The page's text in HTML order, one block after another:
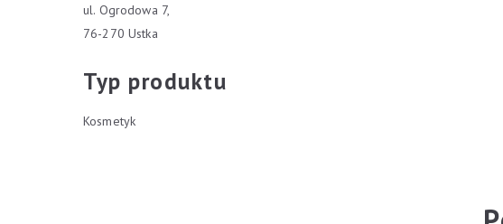
ul. Ogrodowa 7,
76-270 Ustka
Typ produktu
Kosmetyk